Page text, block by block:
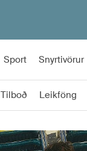
Sport Snyrtivörur
Tilboð Leikföng